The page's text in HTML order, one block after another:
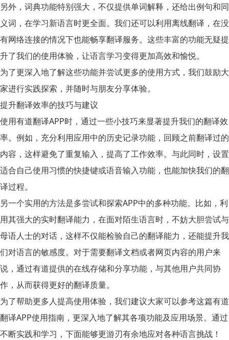
另外， 词典功能特别强大，不仅提供单词解释，还给出例句和同
义词，在学习新语言时更全面。我们还可以利用离线翻译 ，在没
有网络连接的情况下也能畅享翻译服务。这些丰富的功能无疑提
升了我们的使用体验，让语言学习变得更加高效和愉悦。
为了更深入地了解这些功能并尝试更多的使用方式，我们鼓励大
家进行实践探索，并随时与朋友分享体验。
提升翻译效率的技巧与建议
使用有道翻译APP时，通过一些小技巧来显著提升我们的翻译效
率。例如，充分利用应用中的历史记录功能 ，回顾之前翻译过的
内容，这样避免了重复输入，提高了工作效率。与此同时，设置
适合自己使用习惯的快捷键或语音输入功能，也能加快我们的翻
译过程。
另一个实用的方法是多尝试和探索APP中的多种功能。比如，利
用其强大的实时翻译能力，在面对陌生语言时，不妨大胆尝试与
母语人士的对话，这样不仅能检验自己的翻译能力，还能提升我
们对语言的敏感度。对于需要翻译文档或者网页内容的用户来
说，通过有道提供的在线存储和分享功能，与其他用户共同协
作，从而获得更好的翻译质量。
为了帮助更多人提高使用体验，我们建议大家可以参考这篇有道
翻译APP使用指南，更深入地了解其各项功能及应用场景。通过
不断实践和学习，下面能够更游刃有余地应对各种语言挑战！